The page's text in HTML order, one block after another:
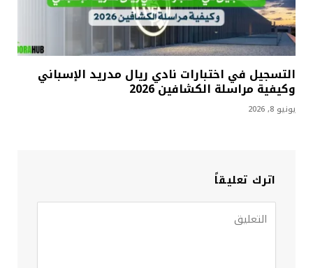
التسجيل في اختبارات نادي ريال مدريد الإسباني
وكيفية مراسلة الكشافين 2026
يونيو 8, 2026
اترك تعليقاً